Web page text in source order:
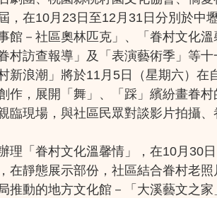
，在10月23日至12月31日分別於
館－社區奧林匹克」、「眷村文化
訪查報導」及「表演藝術季」等十
新浪潮」將於11月5日（星期六）
作，展開「舞」、「踩」繽紛畫眷
臨現場，與社區民眾對談影片拍攝
理「眷村文化溫馨情」，在10月30
在靜態展示部份，社區結合眷村老
推動的地方文化館－「大溪藝文之